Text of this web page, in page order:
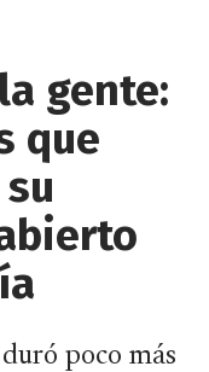
gente:
que
poco más